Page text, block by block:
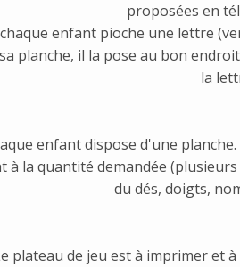
proposées en
enfant pioche une lettre
planche, il la pose au bon
la
enfant dispose d'une
à la quantité demandée
du dés, doigts,
plateau de jeu est à imprimer et